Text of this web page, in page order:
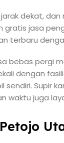
dekat,
gratis jasa
terbaru
bebas pergi
dengan
sendiri. Supir
waktu juga